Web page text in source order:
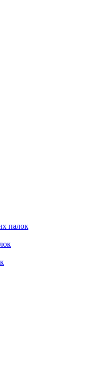
палок